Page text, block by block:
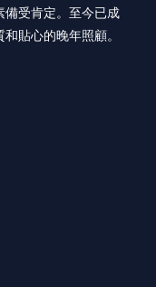
備受肯定。至今已成
貼心的晚年照顧。